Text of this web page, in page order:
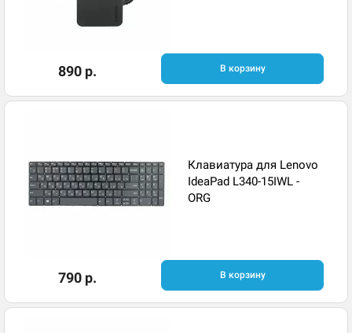
890 р. В корзину
Клавиатура для Lenovo
IdeaPad L340-15IWL -
ORG
790 р. В корзину